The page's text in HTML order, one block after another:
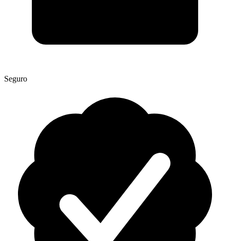
Seguro